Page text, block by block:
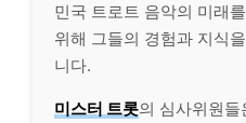
민국 트로트 음악의 미래
위해 그들의 경험과 지식
니다.
미스터 트롯의 심사위원